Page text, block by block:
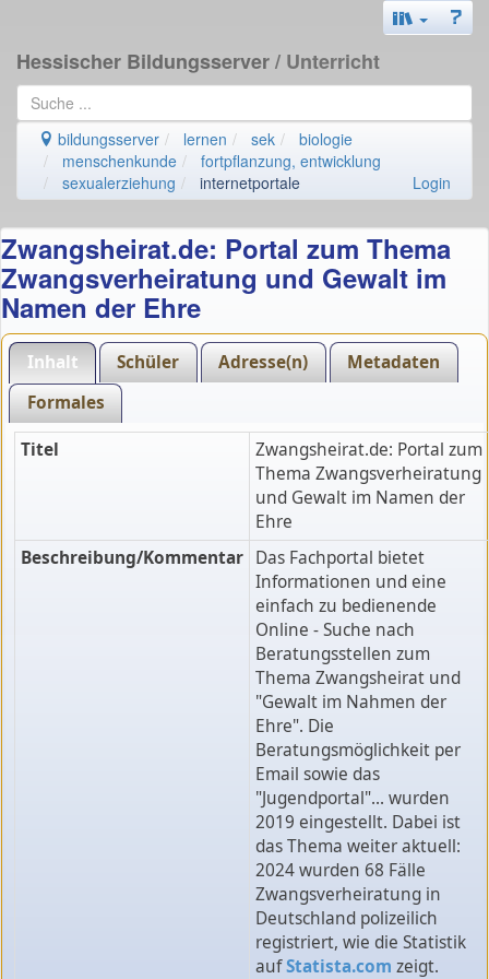
Hessischer Bildungsserver/ Unterricht
bildungsserver lernen sek
biologie
menschenkunde
fortpflanzung, entwicklung
sexualerziehung
internetportale Login
Zwangsheirat.de: Portal zum Thema
Zwangsverheiratung und Gewalt im
Namen der Ehre
Inhalt Schüler Adresse(n)
Metadaten
Formales
Titel
Zwangsheirat.de: Portal zum
Thema Zwangsverheiratung
und Gewalt im Namen der
Ehre
Beschreibung/Kommentar Das Fachportal bietet
Informationen und eine
einfach zu bedienende
Online - Suche nach
Beratungsstellen zum
Thema Zwangsheirat und
"Gewalt im Nahmen der
Ehre". Die
Beratungsmöglichkeit per
Email sowie das
"Jugendportal"... wurden
2019 eingestellt. Dabei ist
das Thema weiter aktuell:
2024 wurden 68 Fälle
Zwangsverheiratung in
Deutschland polizeilich
registriert, wie die Statistik
aufStatista.com zeigt.